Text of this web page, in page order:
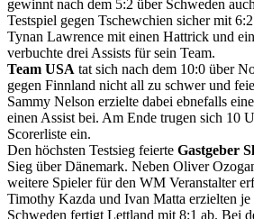
gewinnt nach dem 5:2 über Schweden
Testspiel gegen Tschewchien sicher mit
Tynan Lawrence mit einen Hattrick und
verbuchte drei Assists für sein Team.
Team USA tat sich nach dem 10:0 über
gegen Finnland nicht all zu schwer und
Sammy Nelson erzielte dabei ebnefalls
einen Assist bei. Am Ende trugen sich 10
Scorerliste ein.
Den höchsten Testsieg feierte Gastgeber
Sieg über Dänemark. Neben Oliver
weitere Spieler für den WM Veranstalter
Timothy Kazda und Ivan Matta erzielten je
Schweden fertigt Lettland mit 8:1 ab. Bei